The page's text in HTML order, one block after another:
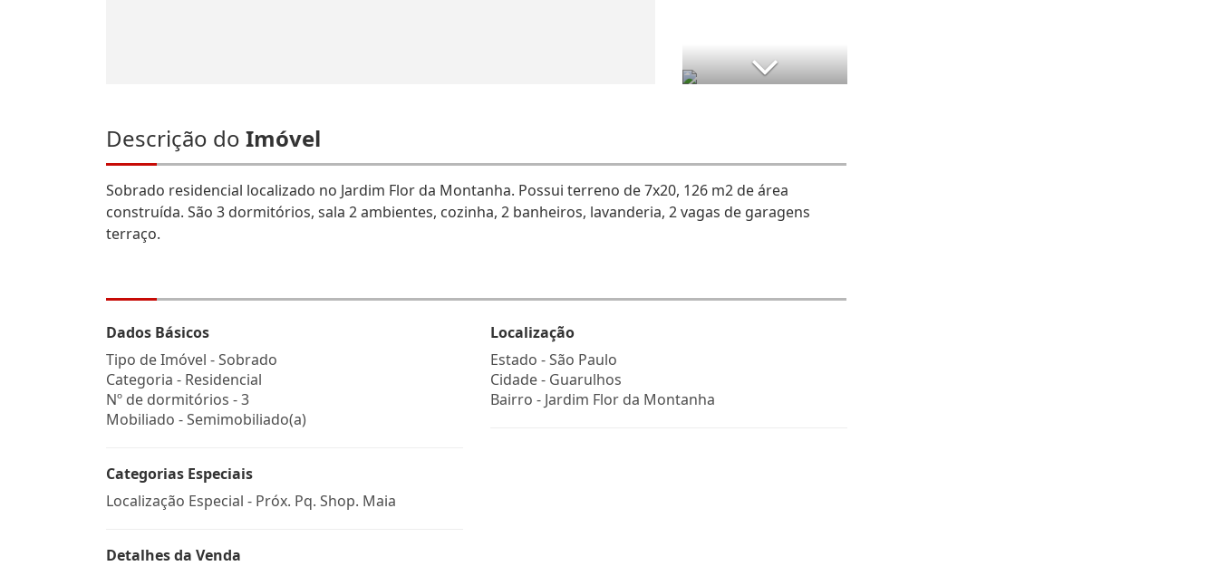
Descrição do Imóvel
Sobrado residencial localizado no Jardim Flor da Montanha. Possui terreno de 7x20, 126 m2 de área
construída. São 3 dormitórios, sala 2 ambientes, cozinha, 2 banheiros, lavanderia, 2 vagas de garagens
terraço.
Dados Básicos
Tipo de Imóvel - Sobrado
Categoria - Residencial
Nº de dormitórios - 3
Mobiliado - Semimobiliado(a)
Categorias Especiais
Localização Especial - Próx. Pq. Shop. Maia
Detalhes da Venda
Localização
Estado -São Paulo
Cidade - Guarulhos
Bairro - Jardim Flor da Montanha